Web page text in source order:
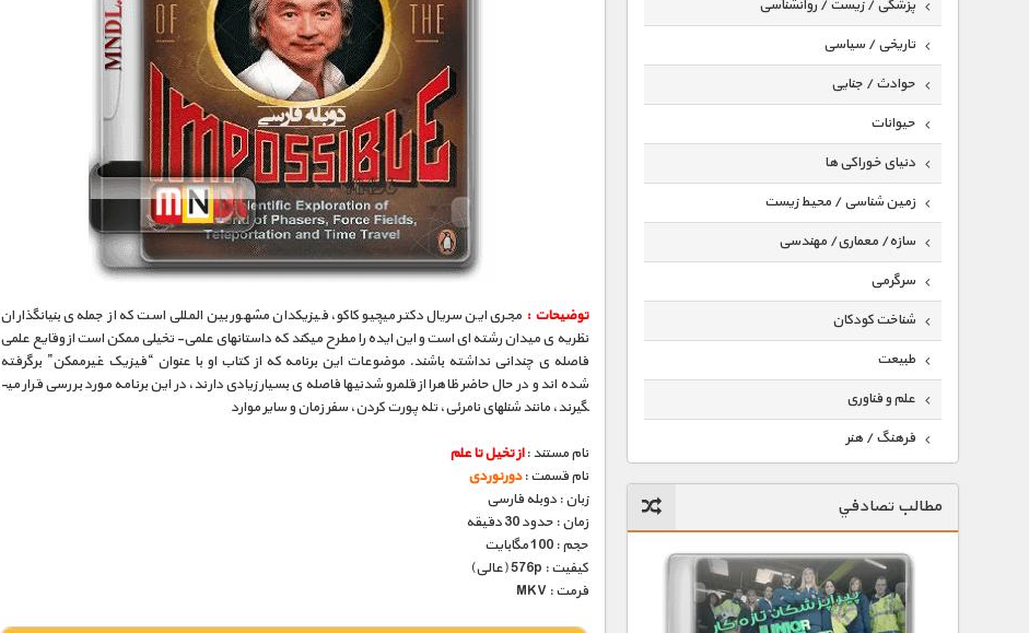
پزشکی / زیست / روانشناسی
تاریخی / سیاسی
حوادث / جنایی
حیوانات
دنیای خوراکی ها
زمین شناسی / محیط زیست
سازه/ معماری/ مهندسی
سرگرمی
شناخت کودکان
طبیعت
علم و فناوری
فرهنگ / هنر
گردشگری
ماورایی
مسابقات / ورزشی
مطالب تصادفي
توضیحات : مجری­ این سریال دکتر میچیو کاکو، فیزیکدان مشهور بین­ المللی است که از جمله­ ی بنیانگذاران
نظریه­ ی میدان رشته ­ای است و این ایده را مطرح می­کند که داستانهای علمی- تخیلی ممکن است از وقایع علمی
فاصله­ ی چندانی نداشته باشند. موضوعات این برنامه که از کتاب او با عنوان “فیزیک غیرممکن” برگرفته
شده­ اند و در حال حاضر ظاهرا از قلمرو شدنی­ها فاصله­ ی بسیار زیادی دارند، در این برنامه مورد بررسی قرار می­
گیرند، مانند شنلهای نامرئی، تله­ پورت کردن، سفر زمان و سایر موارد
نام مستند :از تخیل تا علم
نام قسمت :دورنوردی
زبان : دوبله فارسی
زمان : حدود 30 دقیقه
حجم : 100 مگابایت
کیفیت : 576p (عالی)
فرمت : MKV